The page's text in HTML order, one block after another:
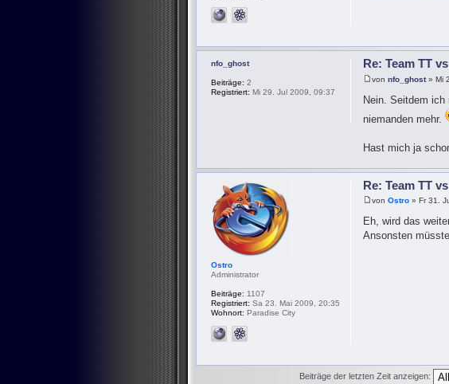
Re: Team TT
vonnfo_ghost» Mi
Nein. Seitdem ich
niemanden mehr.
Hast mich ja
nfo_ghost
Beiträge: 2
Registriert: Mi 29. Jul 2009, 09:37
Re: Team TT
vonOstro » Fr 31.
Eh, wird das
Ansonsten
Ostro
Administrator
Beiträge: 1107
Registriert: Sa 23. Mai 2009, 20:35
Wohnort: Paradise City
Beiträge der letzten Zeit anzeigen: